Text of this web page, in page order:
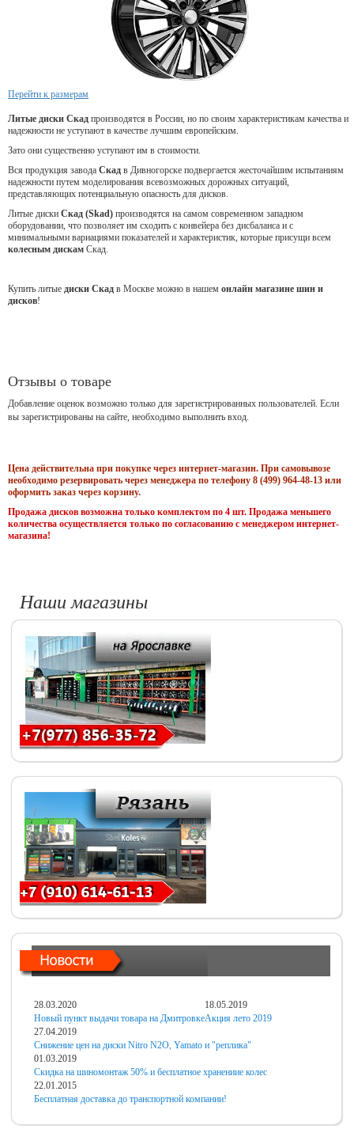
Перейти к размерам
Литые диски Скад производятся в России, но по своим характеристикам качества и
надежности не уступают в качестве лучшим европейским.
Зато они существенно уступают им в стоимости.
Вся продукция завода Скад в Дивногорске подвергается жесточайшим испытаниям
надежности путем моделирования всевозможных дорожных ситуаций,
представляющих потенциальную опасность для дисков.
Литые диски Скад (Skad) производятся на самом современном западном
оборудовании, что позволяет им сходить с конвейера без дисбаланса и с
минимальными вариациями показателей и характеристик, которые присущи всем
колесным дискам Скад.
Купить литые диски Скад в Москве можно в нашем онлайн магазине шин и
дисков!
Отзывы о товаре
Добавление оценок возможно только для зарегистрированных пользователей. Если
вы зарегистрированы на сайте, необходимо выполнить вход.
Цена действительна при покупке через интернет-магазин. При самовывозе
необходимо резервировать через менеджера по телефону 8 (499) 964-48-13 или
оформить заказ через корзину.
Продажа дисков возможна только комплектом по 4 шт. Продажа меньшего
количества осуществляется только по согласованию с менеджером интернет-
магазина!
Наши магазины
28.03.2020
Новый пункт выдачи товара на Дмитровке
18.05.2019
Акция лето 2019
27.04.2019
Снижение цен на диски Nitro N2O, Yamato и "реплика"
01.03.2019
Скидка на шиномонтаж 50% и бесплатное хранениие колес
22.01.2015
Бесплатная доставка до транспортной компании!